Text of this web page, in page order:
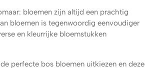
bloemen zijn altijd een prachtig
bloemen is tegenwoordig eenvoudiger
en kleurrijke bloemstukken
perfecte bos bloemen uitkiezen en deze